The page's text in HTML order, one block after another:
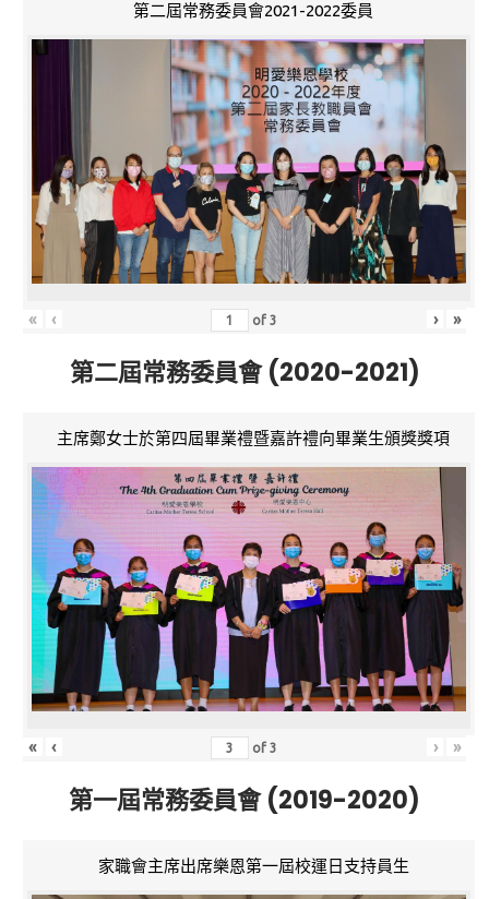
第二屆常務委員會2021-2022委員
« ‹ of3 › »
第二屆常務委員會 (2020-2021)
主席鄭女士於第四屆畢業禮暨嘉許禮向畢業生頒獎獎項
« ‹ of3 › »
第一屆常務委員會 (2019-2020)
家職會主席出席樂恩第一屆校運日支持員生